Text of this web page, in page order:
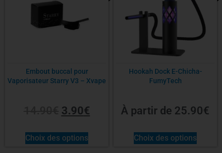
Embout buccal pour
Vaporisateur Starry V3 – Xvape
3.90€
Choix des options
Hookah Dock E-Chicha-
FumyTech
À partir de 25.90€
Choix des options